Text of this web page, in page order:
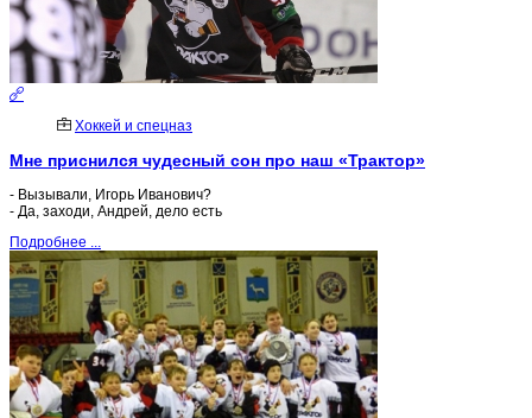
Хоккей и спецназ
Мне приснился чудесный сон про наш «Трактор»
- Вызывали, Игорь Иванович?
- Да, заходи, Андрей, дело есть
Подробнее ...